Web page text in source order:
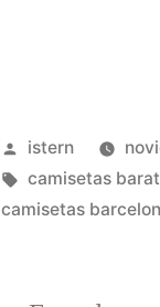
Publicado
por
istern
Etiquetas:
camisetas
camisetas